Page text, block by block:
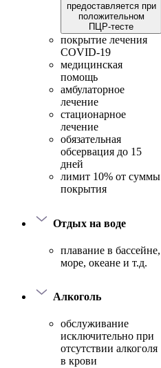
предоставляется при
положительном
ПЦР-тесте
покрытие лечения
COVID-19
медицинская
помощь
амбулаторное
лечение
стационарное
лечение
обязательная
обсервация до 15
дней
лимит 10% от суммы
покрытия
Отдых на воде
плавание в бассейне,
море, океане и т.д.
Алкоголь
обслуживание
исключительно при
отсутствии алкоголя
в крови